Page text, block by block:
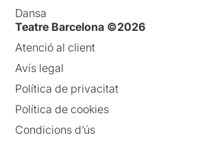
Dansa
Teatre Barcelona ©2026
Atenció al client
Avís legal
Política de privacitat
Política de cookies
Condicions d’ús